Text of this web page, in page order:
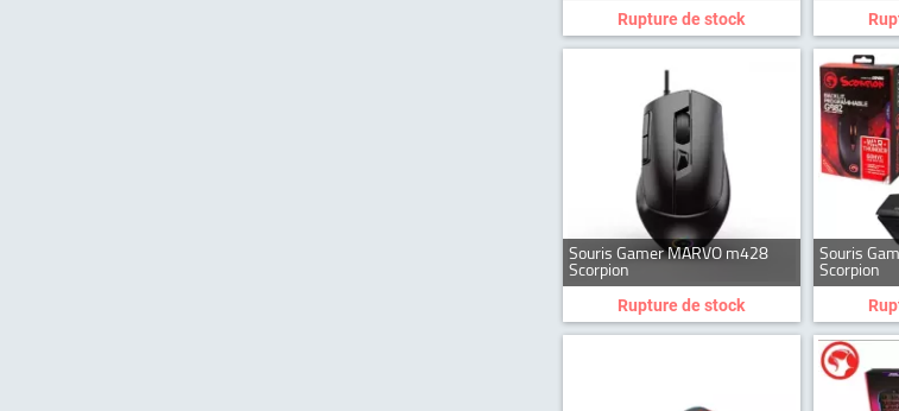
Rupture de stock
Souris Gamer MARVO m428
Scorpion
Rupture de stock
Souris
Scorpion